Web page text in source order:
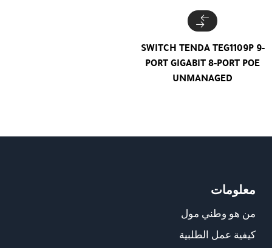
SWITCH TENDA TEG1109P 9-
PORT GIGABIT 8-PORT POE
UNMANAGED
معلومات
من هو وطني مول
كيفية عمل الطلبية